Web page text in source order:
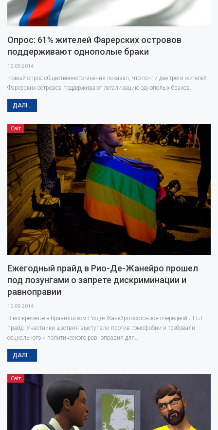
Опрос: 61% жителей Фарерских островов
поддерживают однополые браки
10.09.2014
Новый опрос общественного мнения показал, что почти две трети жителей
Фарерских островов поддерживают легализацию однополых браков.
ДАЛІ...
Світ
Ежегодный прайд в Рио-Де-Жанейро прошел
под лозунгами о запрете дискриминации и
равноправии
10.09.2014
В воскресенье в бразильском Рио-де-Жанейро состоялся очередной ЛГБТ-
прайд. Участники шествия выступали против гомофобии и требовали
социального и политического равноправия для…
ДАЛІ...
Світ